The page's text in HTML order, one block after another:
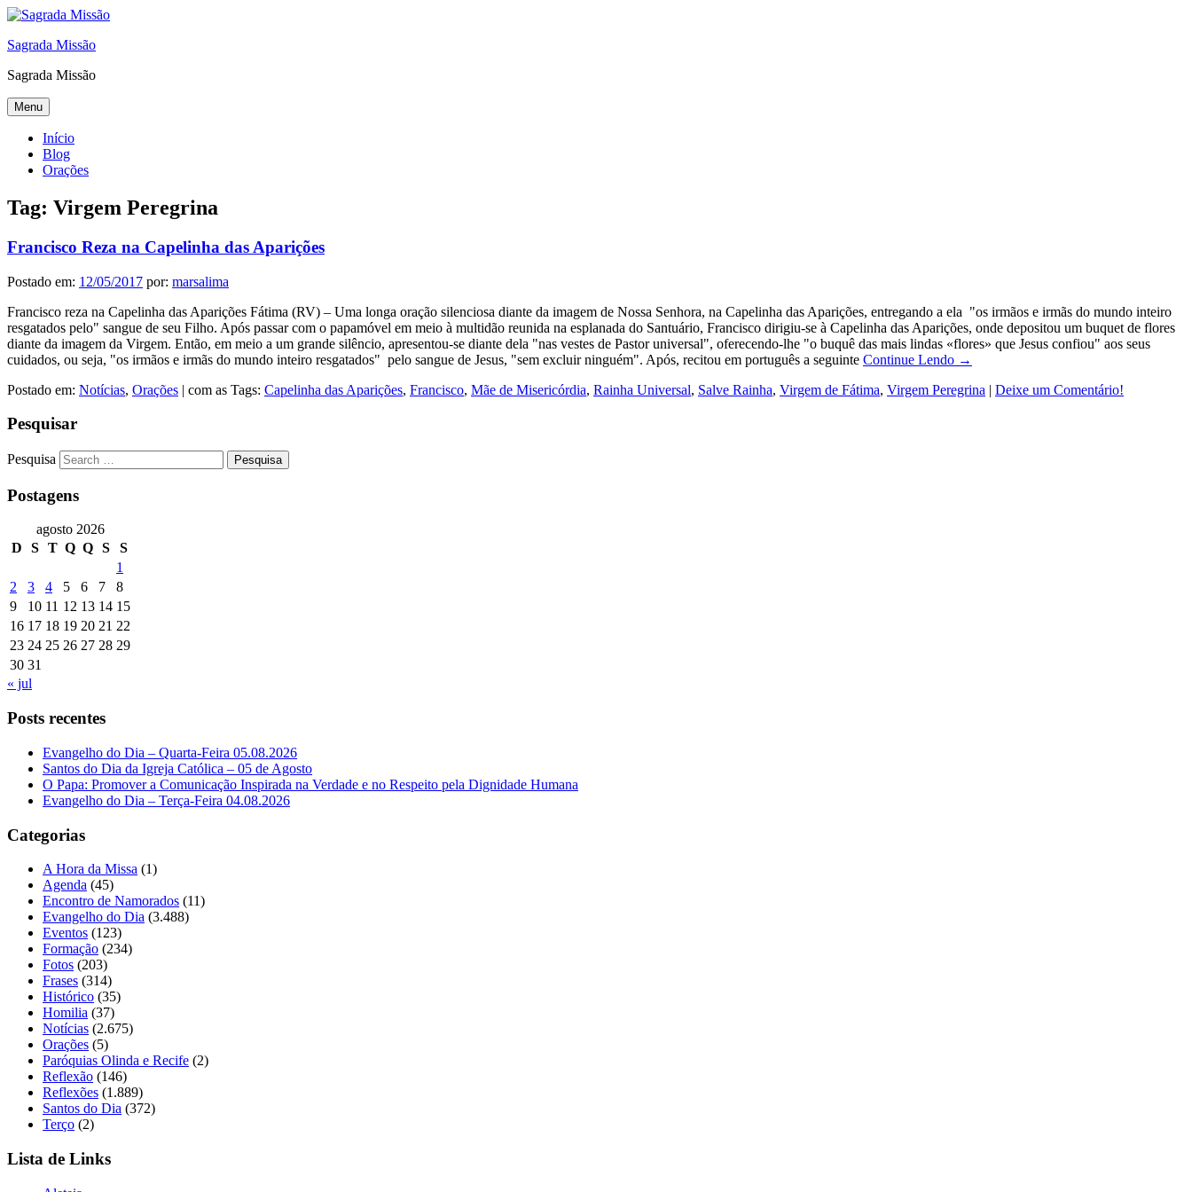
Sagrada Missão
Sagrada Missão
Menu
Início
Blog
Orações
Tag: Virgem Peregrina
Francisco Reza na Capelinha das Aparições
Postado em: 12/05/2017 por: marsalima
Francisco reza na Capelinha das Aparições Fátima (RV) – Uma longa oração silenciosa diante da imagem de Nossa Senhora, na Capelinha das Aparições, entregando a ela "os irmãos e irmãs do mundo inteiro
resgatados pelo" sangue de seu Filho. Após passar com o papamóvel em meio à multidão reunida na esplanada do Santuário, Francisco dirigiu-se à Capelinha das Aparições, onde depositou um buquet de flores
diante da imagem da Virgem. Então, em meio a um grande silêncio, apresentou-se diante dela "nas vestes de Pastor universal", oferecendo-lhe "o buquê das mais lindas «flores» que Jesus confiou" aos seus
cuidados, ou seja, "os irmãos e irmãs do mundo inteiro resgatados" pelo sangue de Jesus, "sem excluir ninguém". Após, recitou em português a seguinte Continue Lendo →
Postado em: Notícias, Orações | com as Tags: Capelinha das Aparições, Francisco, Mãe de Misericórdia, Rainha Universal, Salve Rainha, Virgem de Fátima, Virgem Peregrina | Deixe um Comentário!
Pesquisar
Pesquisa
Postagens
agosto 2026
D
S T Q Q S
S
1
2
3 4 5 6 7
8
9
10 11 12 13 14 15
16 17 18 19 20 21 22
23 24 25 26 27 28 29
30 31
« jul
Posts recentes
Evangelho do Dia – Quarta-Feira 05.08.2026
Santos do Dia da Igreja Católica – 05 de Agosto
O Papa: Promover a Comunicação Inspirada na Verdade e no Respeito pela Dignidade Humana
Evangelho do Dia – Terça-Feira 04.08.2026
Categorias
A Hora da Missa (1)
Agenda (45)
Encontro de Namorados (11)
Evangelho do Dia (3.488)
Eventos (123)
Formação (234)
Fotos (203)
Frases (314)
Histórico (35)
Homilia (37)
Notícias (2.675)
Orações (5)
Paróquias Olinda e Recife (2)
Reflexão (146)
Reflexões (1.889)
Santos do Dia (372)
Terço (2)
Lista de Links